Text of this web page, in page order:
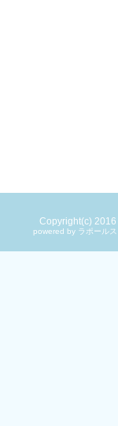
Copyright(c) 2016
powered by ラポール